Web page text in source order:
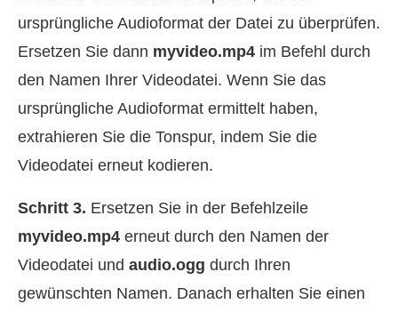
ursprüngliche Audioformat der Datei zu überprüfen.
Ersetzen Sie dann myvideo.mp4 im Befehl durch
den Namen Ihrer Videodatei. Wenn Sie das
ursprüngliche Audioformat ermittelt haben,
extrahieren Sie die Tonspur, indem Sie die
Videodatei erneut kodieren.
Schritt 3. Ersetzen Sie in der Befehlzeile
myvideo.mp4 erneut durch den Namen der
Videodatei und audio.ogg durch Ihren
gewünschten Namen. Danach erhalten Sie einen